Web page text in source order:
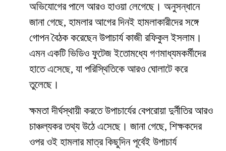
অভিযোগের পালে আরও হাওয়া লেগেছে। অনুসন্ধানে
জানা গেছে, হামলার আগের দিনই হামলাকারীদের সঙ্গে
গোপন বৈঠক করেছেন উপাচার্য কাজী রফিকুল ইসলাম।
এমন একটি ভিডিও ফুটেজ ইতোমধ্যে গণমাধ্যমকর্মীদের
হাতে এসেছে, যা পরিস্থিতিকে আরও ঘোলাটে করে
তুলেছে।
​ক্ষমতা দীর্ঘস্থায়ী করতে উপাচার্যের বেপরোয়া দুর্নীতির আরও
চাঞ্চল্যকর তথ্য উঠে এসেছে। জানা গেছে, শিক্ষকদের
ওপর ওই হামলার মাত্র কিছুদিন পূর্বেই উপাচার্য